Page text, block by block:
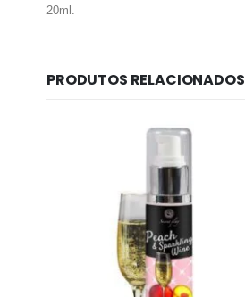
20ml.
PRODUTOS RELACIONADOS